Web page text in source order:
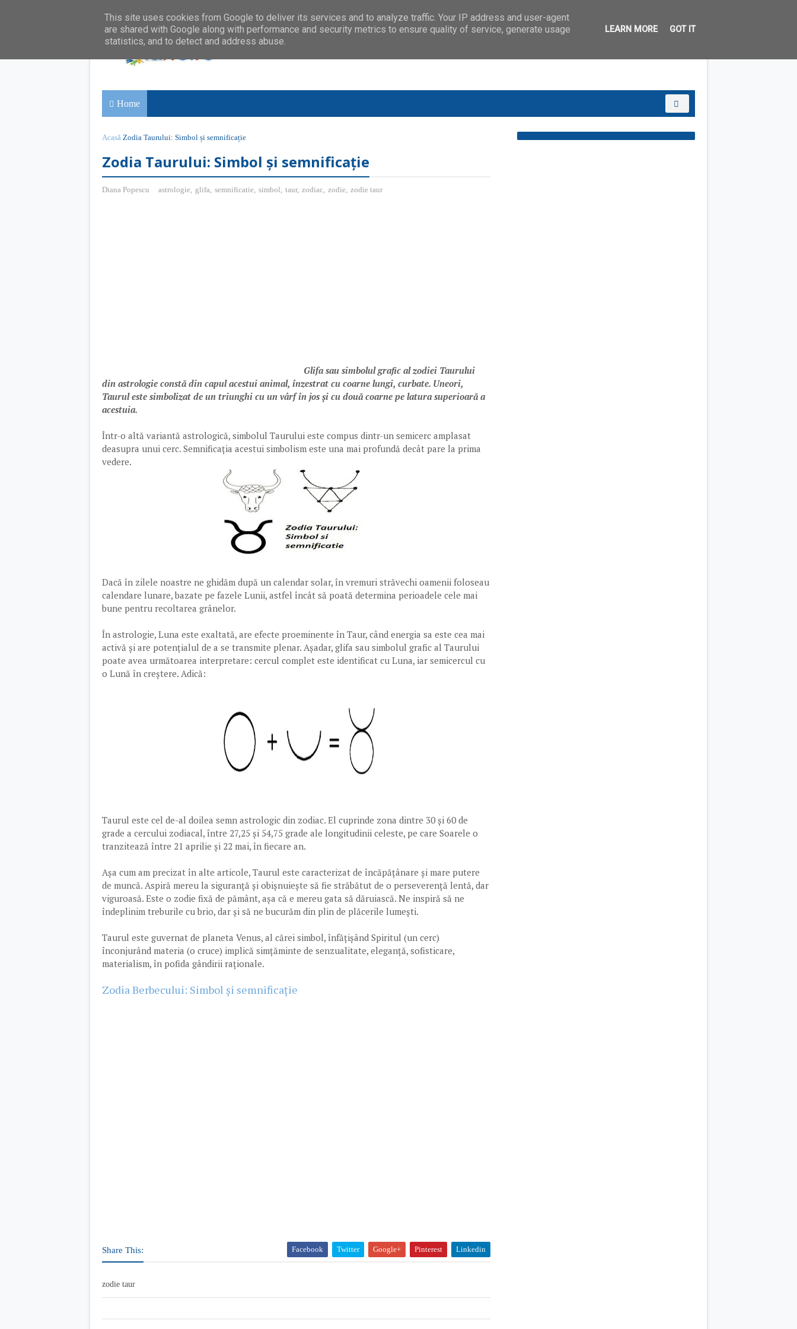
Home
Acasă Zodia Taurului: Simbol și semnificație
Zodia Taurului: Simbol și semnificație
Diana Popescu astrologie, glifa, semnificatie, simbol, taur, zodiac, zodie, zodie taur
Glifa sau simbolul grafic al zodiei Taurului
din astrologie constă din capul acestui animal, înzestrat cu coarne lungi, curbate. Uneori,
Taurul este simbolizat de un triunghi cu un vârf în jos și cu două coarne pe latura superioară a
acestuia.
Într-o altă variantă astrologică, simbolul Taurului este compus dintr-un semicerc amplasat
deasupra unui cerc. Semnificația acestui simbolism este una mai profundă decât pare la prima
vedere.
Dacă în zilele noastre ne ghidăm după un calendar solar, în vremuri străvechi oamenii foloseau
calendare lunare, bazate pe fazele Lunii, astfel încât să poată determina perioadele cele mai
bune pentru recoltarea grânelor.
În astrologie, Luna este exaltată, are efecte proeminente în Taur, când energia sa este cea mai
activă și are potențialul de a se transmite plenar. Așadar, glifa sau simbolul grafic al Taurului
poate avea următoarea interpretare: cercul complet este identificat cu Luna, iar semicercul cu
o Lună în creștere. Adică:
Taurul este cel de-al doilea semn astrologic din zodiac. El cuprinde zona dintre 30 și 60 de
grade a cercului zodiacal, între 27,25 și 54,75 grade ale longitudinii celeste, pe care Soarele o
tranzitează între 21 aprilie și 22 mai, în fiecare an.
Așa cum am precizat în alte articole, Taurul este caracterizat de încăpățânare și mare putere
de muncă. Aspiră mereu la siguranță și obișnuiește să fie străbătut de o perseverență lentă, dar
viguroasă. Este o zodie fixă de pământ, așa că e mereu gata să dăruiască. Ne inspiră să ne
îndeplinim treburile cu brio, dar și să ne bucurăm din plin de plăcerile lumești.
Taurul este guvernat de planeta Venus, al cărei simbol, înfățișând Spiritul (un cerc)
înconjurând materia (o cruce) implică simțăminte de senzualitate, eleganță, sofisticare,
materialism, în pofida gândirii raționale.
Zodia Berbecului: Simbol și semnificație
Share This: Facebook Twitter Google+ Pinterest Linkedin
zodie taur
This site uses cookies from Google to deliver its services and to analyze traffic. Your IP address and user-agent
are shared with Google along with performance and security metrics to ensure quality of service, generate usage
statistics, and to detect and address abuse.
LEARN MORE GOT IT